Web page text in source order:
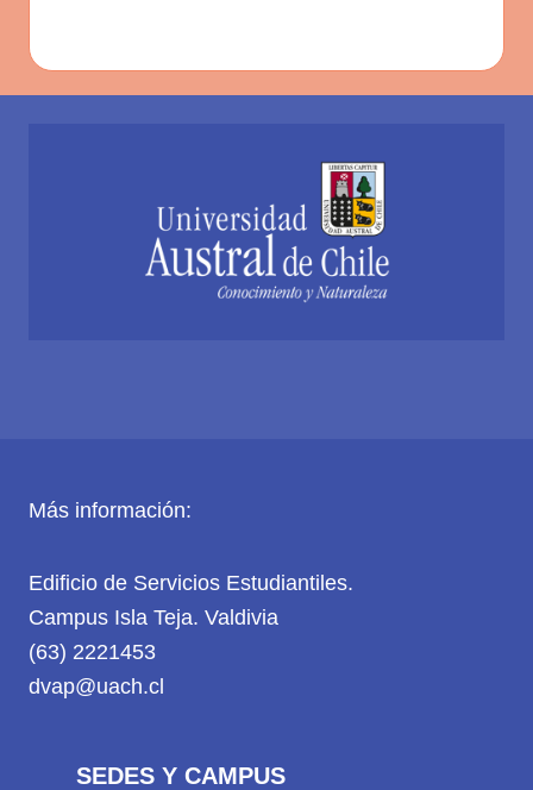
Más información:
Edificio de Servicios Estudiantiles.
Campus Isla Teja. Valdivia
(63) 2221453
dvap@uach.cl
SEDES Y CAMPUS